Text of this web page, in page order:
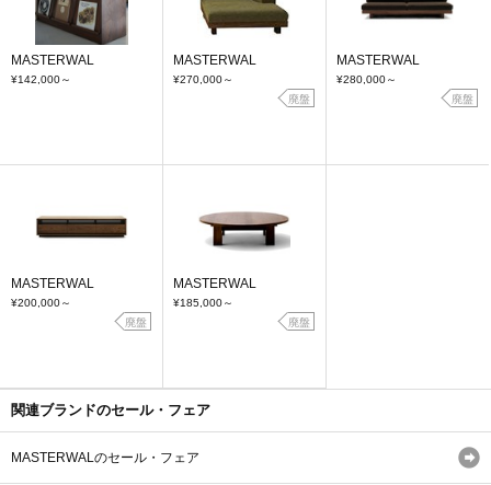
MASTERWAL
¥142,000～
MASTERWAL
¥270,000～
廃盤
MASTERWAL
¥280,000～
廃盤
MASTERWAL
¥200,000～
廃盤
MASTERWAL
¥185,000～
廃盤
関連ブランドのセール・フェア
MASTERWALのセール・フェア